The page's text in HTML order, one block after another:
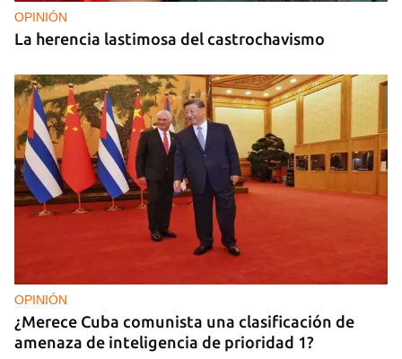
OPINIÓN
La herencia lastimosa del castrochavismo
OPINIÓN
¿Merece Cuba comunista una clasificación de
amenaza de inteligencia de prioridad 1?